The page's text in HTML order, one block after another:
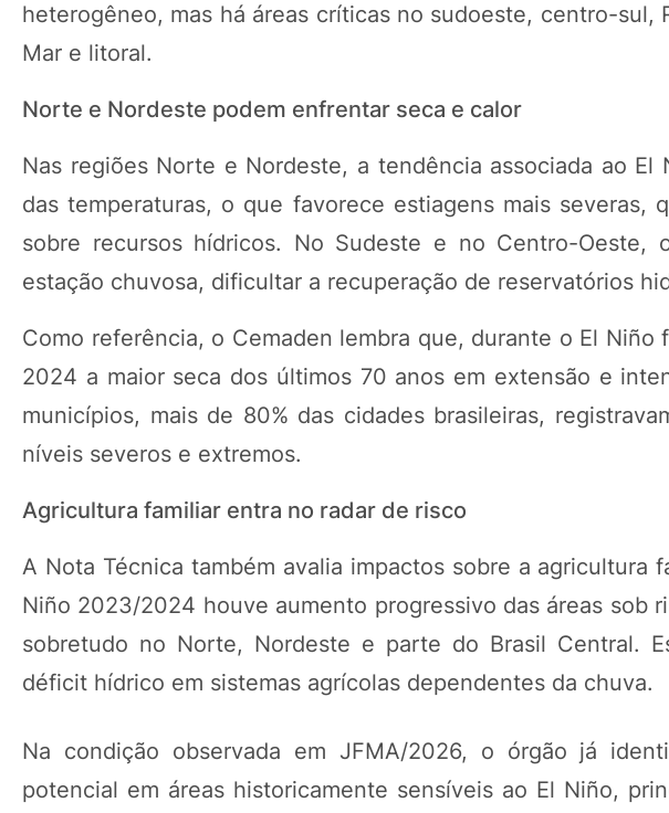
heterogêneo, mas há áreas críticas no sudoeste, centro-sul,
Mar e litoral.
Norte e Nordeste podem enfrentar seca e calor
Nas regiões Norte e Nordeste, a tendência associada ao
das temperaturas, o que favorece estiagens mais severas,
sobre recursos hídricos. No Sudeste e no Centro-Oeste,
estação chuvosa, dificultar a recuperação de reservatórios
Como referência, o Cemaden lembra que, durante o El
2024 a maior seca dos últimos 70 anos em extensão e
municípios, mais de 80% das cidades brasileiras,
níveis severos e extremos.
Agricultura familiar entra no radar de risco
A Nota Técnica também avalia impactos sobre a agricultura
Niño 2023/2024 houve aumento progressivo das áreas sob
sobretudo no Norte, Nordeste e parte do Brasil Central.
déficit hídrico em sistemas agrícolas dependentes da chuva.
Na condição observada em JFMA/2026, o órgão já
potencial em áreas historicamente sensíveis ao El Niño,